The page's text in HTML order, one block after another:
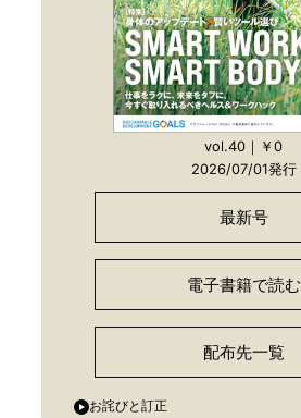
vol.40｜￥0
2026/07/01発行
最新号
電子書籍で読む
配布先一覧
お詫びと訂正